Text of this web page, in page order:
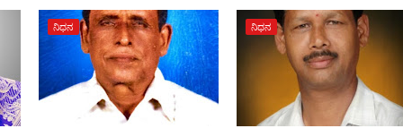
ನಿಧನ ನಿಧನ